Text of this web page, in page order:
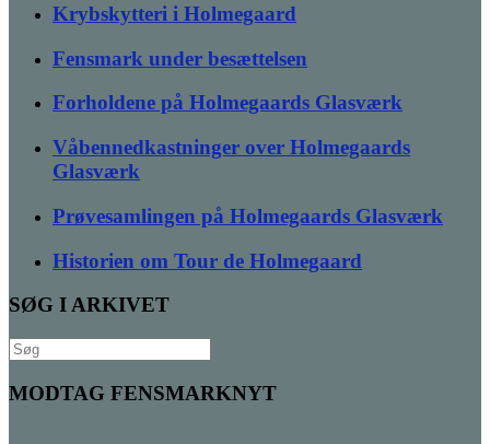
Krybskytteri i Holmegaard
Fensmark under besættelsen
Forholdene på Holmegaards Glasværk
Våbennedkastninger over Holmegaards
Glasværk
Prøvesamlingen på Holmegaards Glasværk
Historien om Tour de Holmegaard
SØG I ARKIVET
Søg
efter:
MODTAG FENSMARKNYT